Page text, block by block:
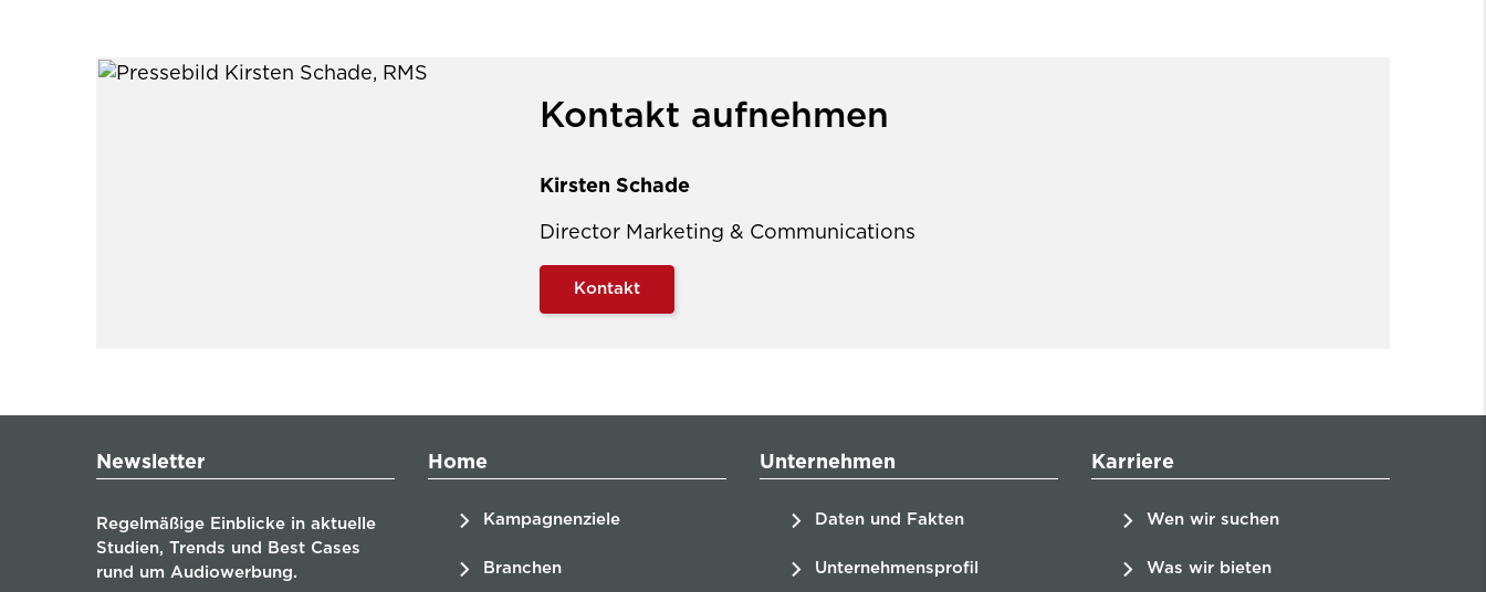
Kontakt aufnehmen
Kirsten Schade
Director Marketing & Communications
Kontakt
Newsletter
Regelmäßige Einblicke in aktuelle
Studien, Trends und Best Cases
rund um Audiowerbung.
Home
Kampagnenziele
Branchen
Unternehmen
Daten und Fakten
Unternehmensprofil
Karriere
Wen wir suchen
Was wir bieten